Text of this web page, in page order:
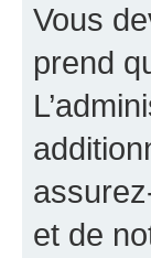
Vous
prend
et de